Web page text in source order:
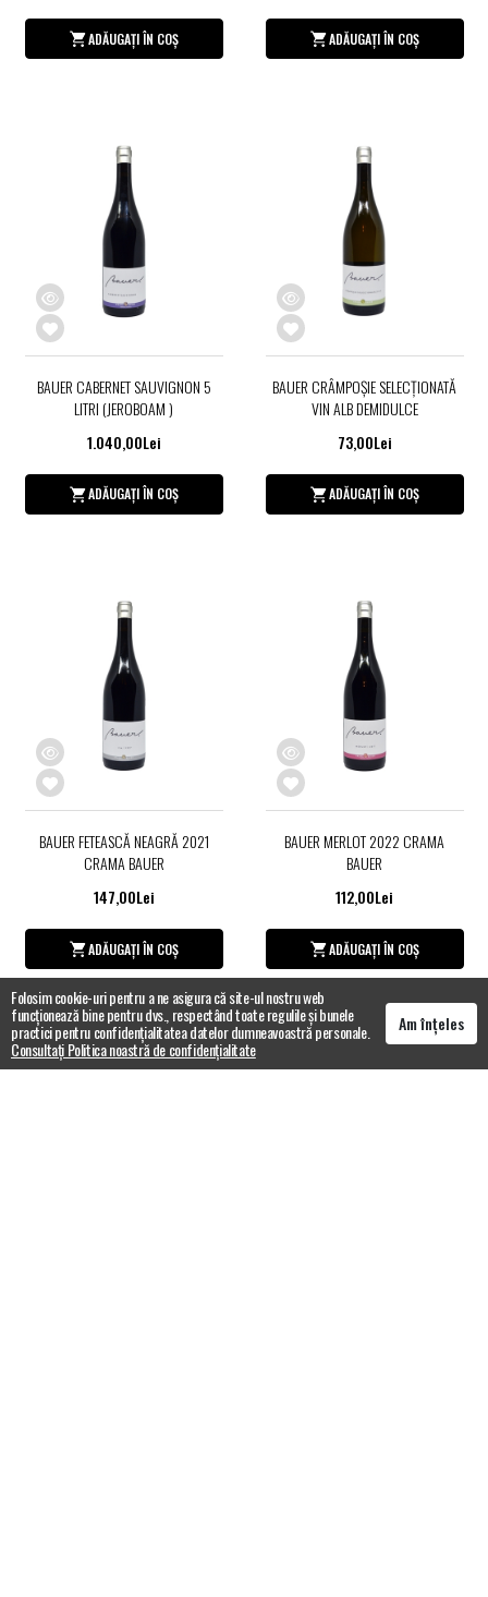
ADĂUGAȚI ÎN COȘ ADĂUGAȚI ÎN COȘ
BAUER CABERNET SAUVIGNON 5
LITRI (JEROBOAM )
1.040,00Lei
ADĂUGAȚI ÎN COȘ
BAUER CRÂMPOȘIE SELECȚIONATĂ
VIN ALB DEMIDULCE
73,00Lei
ADĂUGAȚI ÎN COȘ
BAUER FETEASCĂ NEAGRĂ 2021
CRAMA BAUER
147,00Lei
ADĂUGAȚI ÎN COȘ
BAUER MERLOT 2022 CRAMA
BAUER
112,00Lei
ADĂUGAȚI ÎN COȘ
Folosim cookie-uri pentru a ne asigura că site-ul nostru web
funcționează bine pentru dvs., respectând toate regulile și bunele
practici pentru confidențialitatea datelor dumneavoastră personale.
Consultați Politica noastră de confidențialitate
Am înțeles